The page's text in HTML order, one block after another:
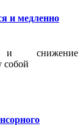
и медленно
и снижение
собой